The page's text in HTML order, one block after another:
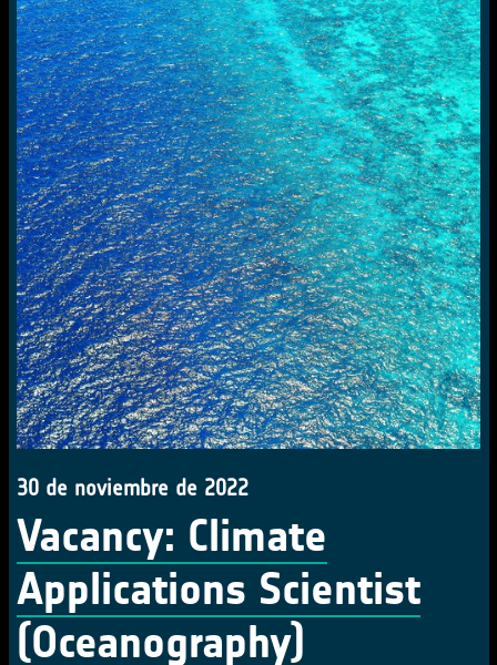
30 de noviembre de 2022
Vacancy: Climate
Applications Scientist
(Oceanography)